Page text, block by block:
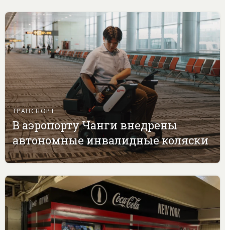
ТРАНСПОРТ
В аэропорту Чанги внедрены
автономные инвалидные коляски